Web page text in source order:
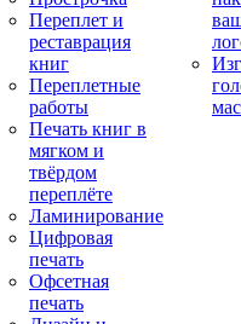
Переплет и
реставрация
книг
Переплетные
работы
Печать книг в
мягком и
твёрдом
переплёте
Ламинирование
Цифровая
печать
Офсетная
печать